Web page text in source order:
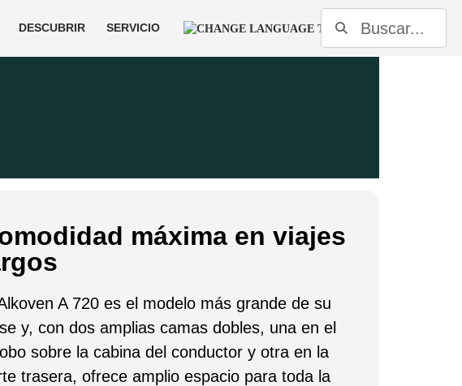
DESCUBRIR SERVICIO
máxima en viajes
A 720 es el modelo más grande de su
y, con dos amplias camas dobles, una en el
sobre la cabina del conductor y otra en la
trasera, ofrece amplio espacio para toda la